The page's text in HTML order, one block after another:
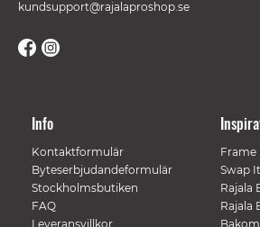
kundsupport@rajalaproshop.se
Info
Kontaktformulär
Byteserbjudandeformulär
Stockholmsbutiken
FAQ
Leveransvillkor
Frame
Swap It
Rajala
Rajala